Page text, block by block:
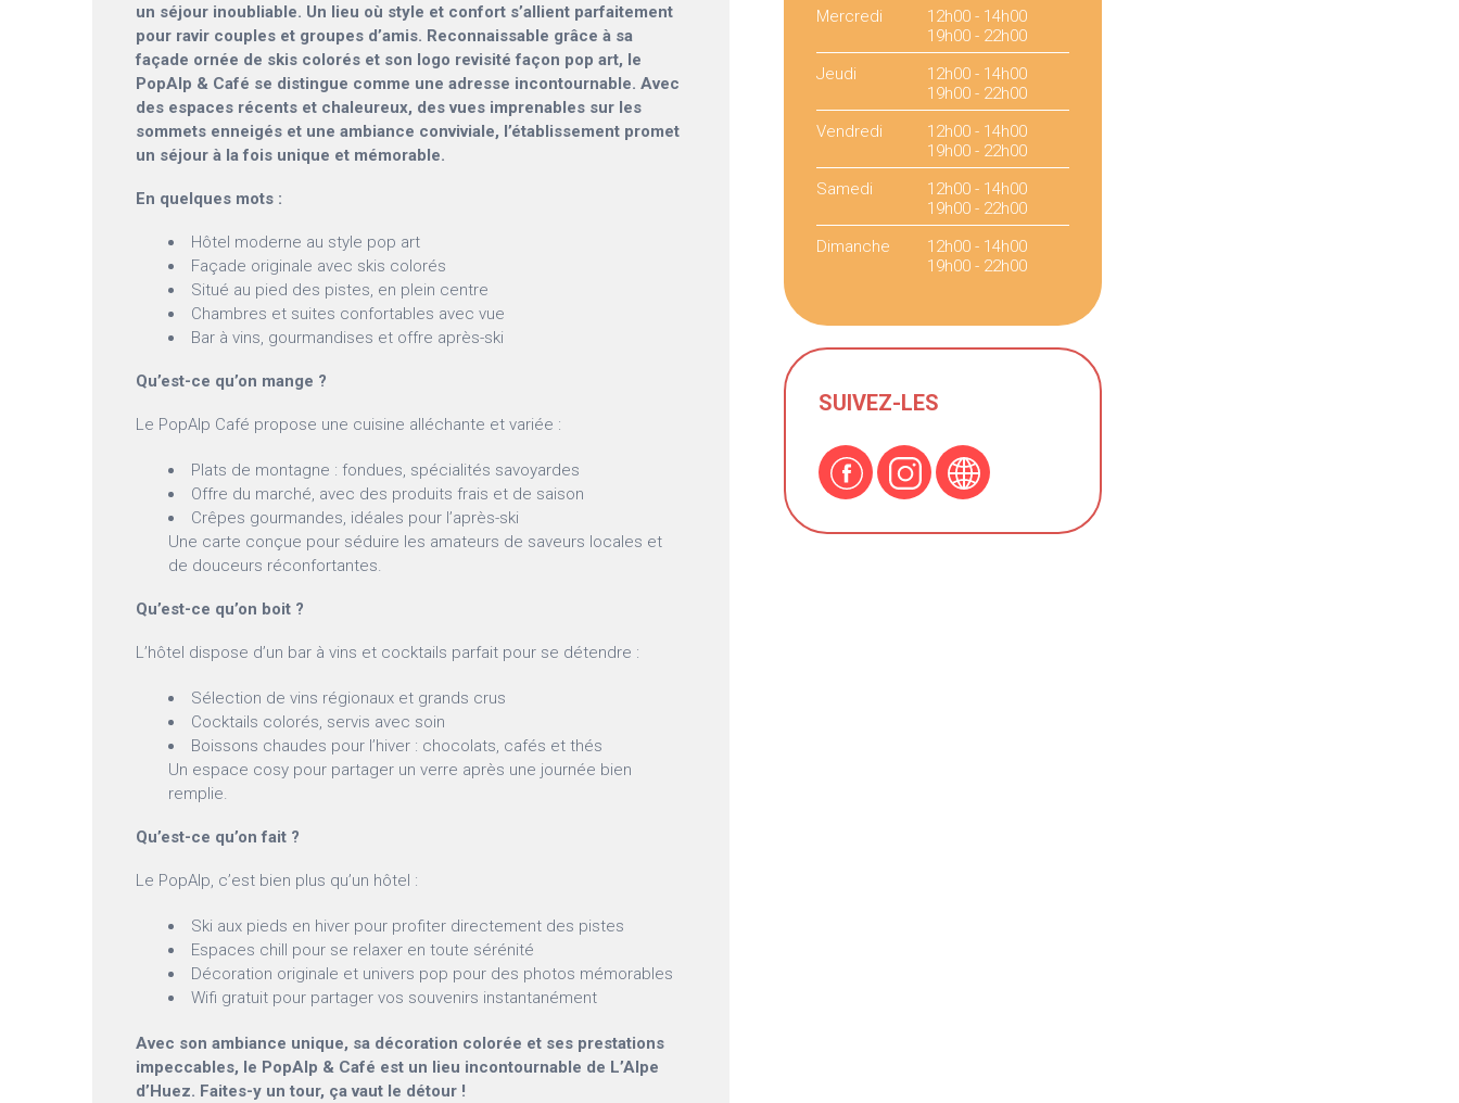
un séjour inoubliable. Un lieu où style et confort s’allient parfaitement
pour ravir couples et groupes d’amis. Reconnaissable grâce à sa
façade ornée de skis colorés et son logo revisité façon pop art, le
PopAlp & Café se distingue comme une adresse incontournable. Avec
des espaces récents et chaleureux, des vues imprenables sur les
sommets enneigés et une ambiance conviviale, l’établissement promet
un séjour à la fois unique et mémorable.
En quelques mots :
Hôtel moderne au style pop art
Façade originale avec skis colorés
Situé au pied des pistes, en plein centre
Chambres et suites confortables avec vue
Bar à vins, gourmandises et offre après-ski
Qu’est-ce qu’on mange ?
Le PopAlp Café propose une cuisine alléchante et variée :
Plats de montagne : fondues, spécialités savoyardes
Offre du marché, avec des produits frais et de saison
Crêpes gourmandes, idéales pour l’après-ski
Une carte conçue pour séduire les amateurs de saveurs locales et
de douceurs réconfortantes.
Qu’est-ce qu’on boit ?
L’hôtel dispose d’un bar à vins et cocktails parfait pour se détendre :
Sélection de vins régionaux et grands crus
Cocktails colorés, servis avec soin
Boissons chaudes pour l’hiver : chocolats, cafés et thés
Un espace cosy pour partager un verre après une journée bien
remplie.
Qu’est-ce qu’on fait ?
Le PopAlp, c’est bien plus qu’un hôtel :
Ski aux pieds en hiver pour profiter directement des pistes
Espaces chill pour se relaxer en toute sérénité
Décoration originale et univers pop pour des photos mémorables
Wifi gratuit pour partager vos souvenirs instantanément
Avec son ambiance unique, sa décoration colorée et ses prestations
impeccables, le PopAlp & Café est un lieu incontournable de L’Alpe
d’Huez. Faites-y un tour, ça vaut le détour !
Mercredi
12h00 - 14h00
19h00 - 22h00
Jeudi
12h00 - 14h00
19h00 - 22h00
Vendredi
12h00 - 14h00
19h00 - 22h00
Samedi
12h00 - 14h00
19h00 - 22h00
Dimanche
12h00 - 14h00
19h00 - 22h00
SUIVEZ-LES